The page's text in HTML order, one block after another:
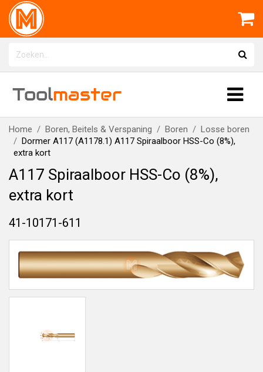
Toolmaster
Home Boren, Beitels & Verspaning Boren
Losse boren
Dormer A117 (A1178.1) A117 Spiraalboor HSS-Co (8%),
extra kort
A117 Spiraalboor HSS-Co (8%),
extra kort
41-10171-611